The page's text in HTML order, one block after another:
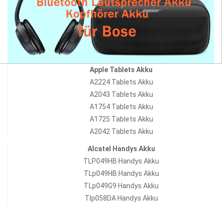
Apple Tablets Akku
A2224 Tablets Akku
A2043 Tablets Akku
A1754 Tablets Akku
A1725 Tablets Akku
A2042 Tablets Akku
Alcatel Handys Akku
TLP049HB Handys Akku
TLp049HB Handys Akku
TLp049G9 Handys Akku
Tlp058DA Handys Akku